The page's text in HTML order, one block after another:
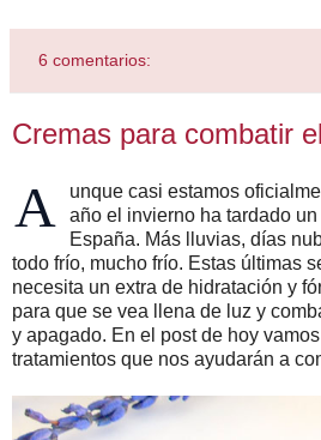
6 comentarios:
Cremas para combatir
A
unque casi estamos
año el invierno ha tardado
España. Más lluvias, días
todo frío, mucho frío. Estas últimas
necesita un extra de hidratación y
para que se vea llena de luz y
y apagado. En el post de hoy
tratamientos que nos ayudarán a